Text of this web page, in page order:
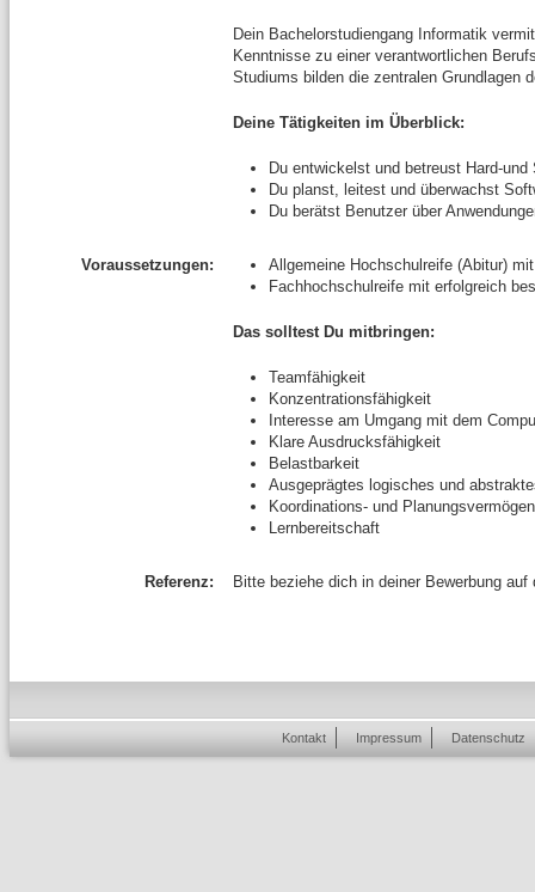
Dein Bachelorstudiengang Informatik
Kenntnisse zu einer verantwortlichen
Studiums bilden die zentralen Grundlagen
Deine Tätigkeiten im Überblick:
Du entwickelst und betreust Hard-
Du planst, leitest und überwachst
Du berätst Benutzer über
Voraussetzungen:
Allgemeine Hochschulreife (Abitur)
Fachhochschulreife mit erfolgreich
Das solltest Du mitbringen:
Teamfähigkeit
Konzentrationsfähigkeit
Interesse am Umgang mit dem
Klare Ausdrucksfähigkeit
Belastbarkeit
Ausgeprägtes logisches und
Koordinations- und Planungsvermögen
Lernbereitschaft
Referenz: Bitte beziehe dich in deiner Bewerbung auf
Kontakt Impressum Datenschutz